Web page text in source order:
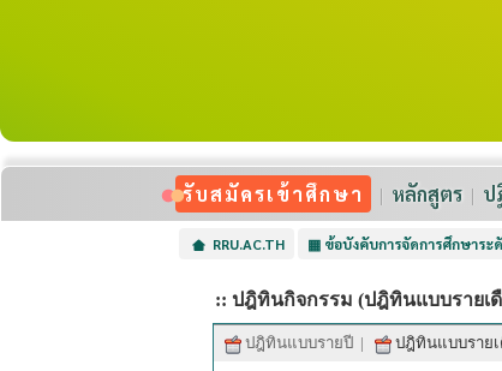
รับสมัครเข้าศึกษา หลักสูตร ป
RRU.AC.TH ▦ ข้อบังคับการจัดการศึกษาร
:: ปฎิทินกิจกรรม (ปฎิทินแบบรายเ
ปฎิทินแบบรายปี | ปฎิทินแบบราย